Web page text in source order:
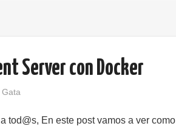
Server con Docker
tod@s, En este post vamos a ver como